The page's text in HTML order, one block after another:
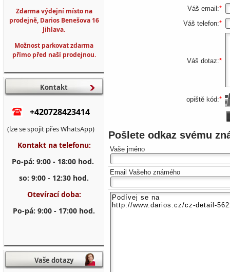
Váš email:*
Váš telefon:*
Váš dotaz:*
opiště kód:*
Pošlete odkaz svému
Vaše jméno
Email Vašeho známého
Zdarma výdejní místo na
prodejně, Darios Benešova 16
Jihlava.
Možnost parkovat zdarma
přímo před naší prodejnou.
Kontakt
+420728423414
(lze se spojit přes WhatsApp)
Kontakt na telefonu:
Po-pá: 9:00 - 18:00 hod.
so: 9:00 - 12:30 hod.
Otevírací doba:
Po-pá: 9:00 - 17:00 hod.
Vaše dotazy